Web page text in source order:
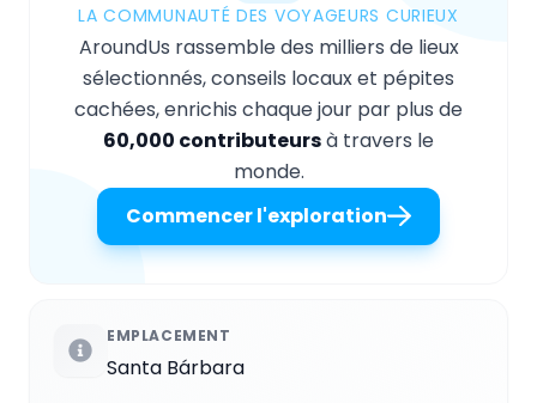
LA COMMUNAUTÉ DES VOYAGEURS CURIEUX
AroundUs rassemble des milliers de lieux
sélectionnés, conseils locaux et pépites
cachées, enrichis chaque jour par plus de
60,000 contributeursà travers le
monde.
Commencer l'exploration
EMPLACEMENT
Santa Bárbara